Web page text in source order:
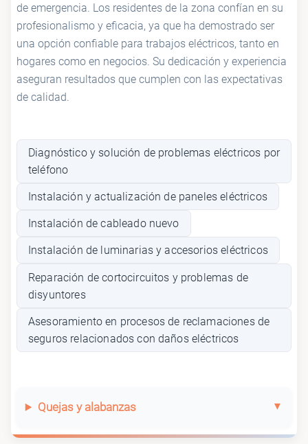
de emergencia. Los residentes de la zona confían en su
profesionalismo y eficacia, ya que ha demostrado ser
una opción confiable para trabajos eléctricos, tanto en
hogares como en negocios. Su dedicación y experiencia
aseguran resultados que cumplen con las expectativas
de calidad.
Diagnóstico y solución de problemas eléctricos por
teléfono
Instalación y actualización de paneles eléctricos
Instalación de cableado nuevo
Instalación de luminarias y accesorios eléctricos
Reparación de cortocircuitos y problemas de
disyuntores
Asesoramiento en procesos de reclamaciones de
seguros relacionados con daños eléctricos
Quejas y alabanzas